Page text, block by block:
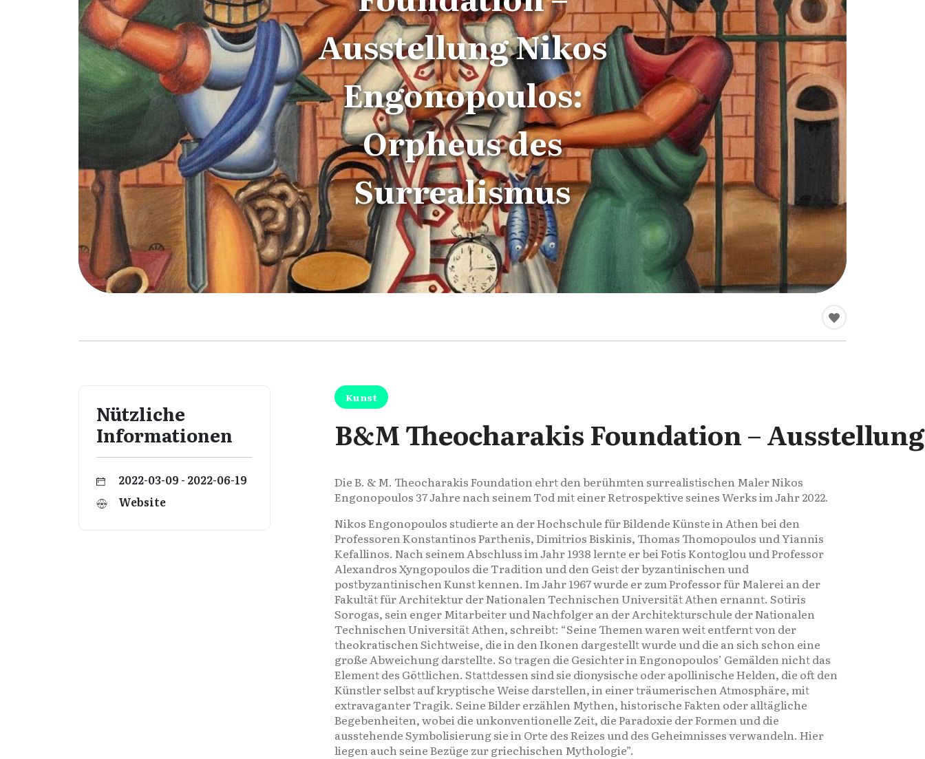
Ausstellung Nikos
Engonopoulos:
Orpheus des
Surrealismus
Nützliche
Informationen
2022-03-09 - 2022-06-19
Website
Kunst
Β&M Theocharakis Foundation –
Die B. & M. Theocharakis Foundation ehrt den berühmten surrealistischen Maler Nikos
Engonopoulos 37 Jahre nach seinem Tod mit einer Retrospektive seines Werks im Jahr 2022.
Nikos Engonopoulos studierte an der Hochschule für Bildende Künste in Athen bei den
Professoren Konstantinos Parthenis, Dimitrios Biskinis, Thomas Thomopoulos und Yiannis
Kefallinos. Nach seinem Abschluss im Jahr 1938 lernte er bei Fotis Kontoglou und Professor
Alexandros Xyngopoulos die Tradition und den Geist der byzantinischen und
postbyzantinischen Kunst kennen. Im Jahr 1967 wurde er zum Professor für Malerei an der
Fakultät für Architektur der Nationalen Technischen Universität Athen ernannt. Sotiris
Sorogas, sein enger Mitarbeiter und Nachfolger an der Architekturschule der Nationalen
Technischen Universität Athen, schreibt: “Seine Themen waren weit entfernt von der
theokratischen Sichtweise, die in den Ikonen dargestellt wurde und die an sich schon eine
große Abweichung darstellte. So tragen die Gesichter in Engonopoulos’ Gemälden nicht das
Element des Göttlichen. Stattdessen sind sie dionysische oder apollinische Helden, die oft den
Künstler selbst auf kryptische Weise darstellen, in einer träumerischen Atmosphäre, mit
extravaganter Tragik. Seine Bilder erzählen Mythen, historische Fakten oder alltägliche
Begebenheiten, wobei die unkonventionelle Zeit, die Paradoxie der Formen und die
ausstehende Symbolisierung sie in Orte des Reizes und des Geheimnisses verwandeln. Hier
liegen auch seine Bezüge zur griechischen Mythologie”.